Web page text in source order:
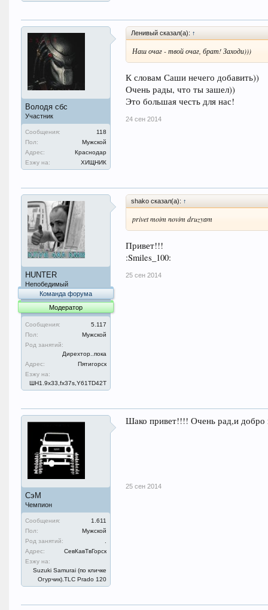
Володя сбс
Участник
Сообщения:
118
Пол:
Мужской
Адрес:
Краснодар
Езжу на:
ХИЩНИК
Ленивый сказал(а): ↑
Наш очаг - твой очаг, брат! Заходи)))
К словам Саши нечего добавить))
Очень рады, что ты зашел))
Это большая честь для нас!
24 сен 2014
HUNTER
Непобедимый
Команда форума
Модератор
Сообщения:
5.117
Пол:
Мужской
Род занятий:
Дирехтор..пока
Адрес:
Пятигорск
Езжу на:
ШН1.9x33,fx37s,Y61TD42T
shako сказал(а): ↑
privet moim novim druzyam
Привет!!!
:Smiles_100:
25 сен 2014
СэМ
Чемпион
Сообщения:
1.611
Пол:
Мужской
Род занятий:
Адрес:
СевКавТвГорск
Езжу на:
Suzuki Samurai (по кличке
Огурчик).TLC Prado 120
Шако привет!!!! Очень рад,и добро
25 сен 2014